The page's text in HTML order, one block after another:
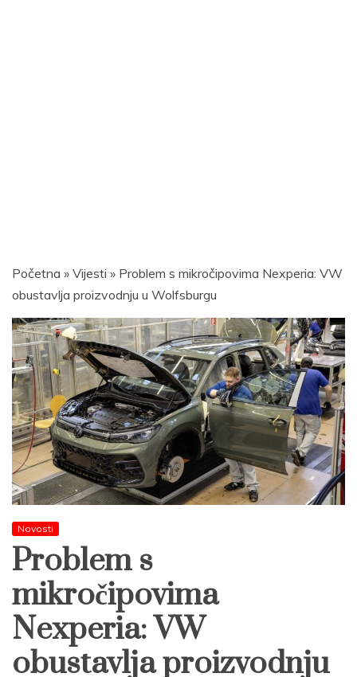
Početna » Vijesti » Problem s mikročipovima Nexperia: VW
obustavlja proizvodnju u Wolfsburgu
Novosti
Problem s
mikročipovima
Nexperia: VW
obustavlja proizvodnju